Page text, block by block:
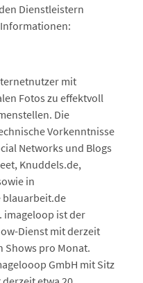
Dienstleistern
mit
Fotos zu effektvoll
Die
Vorkenntnisse
Networks und Blogs
Knuddels.de,
in
blauarbeit.de
imageloop ist der
Dienst mit derzeit
Shows pro Monat.
GmbH mit Sitz